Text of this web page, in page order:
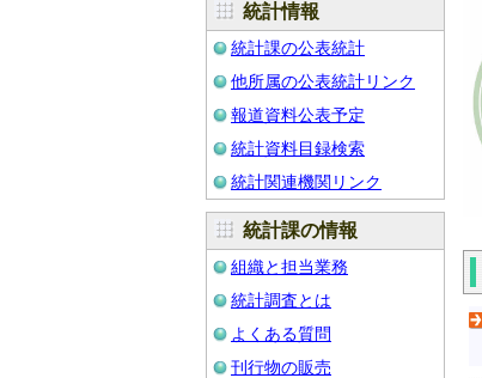
統計情報
統計課の公表統計
他所属の公表統計リンク
報道資料公表予定
統計資料目録検索
統計関連機関リンク
統計課の情報
組織と担当業務
統計調査とは
よくある質問
刊行物の販売